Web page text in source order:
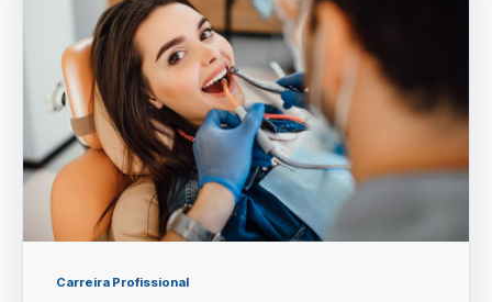
Carreira Profissional